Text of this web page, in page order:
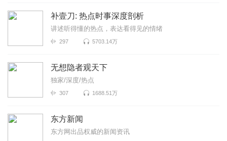
补壹刀: 热点时事深度剖析
讲述听得懂的热点，表达看得见的情绪
297 5703.14万
无想隐者观天下
独家/深度/热点
307 1688.51万
东方新闻
东方网出品权威的新闻资讯